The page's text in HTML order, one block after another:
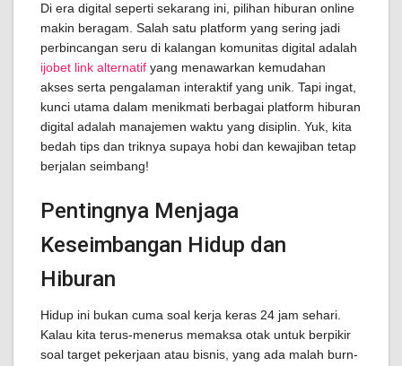
Di era digital seperti sekarang ini, pilihan hiburan online
makin beragam. Salah satu platform yang sering jadi
perbincangan seru di kalangan komunitas digital adalah
ijobet link alternatif yang menawarkan kemudahan
akses serta pengalaman interaktif yang unik. Tapi ingat,
kunci utama dalam menikmati berbagai platform hiburan
digital adalah manajemen waktu yang disiplin. Yuk, kita
bedah tips dan triknya supaya hobi dan kewajiban tetap
berjalan seimbang!
Pentingnya Menjaga
Keseimbangan Hidup dan
Hiburan
Hidup ini bukan cuma soal kerja keras 24 jam sehari.
Kalau kita terus-menerus memaksa otak untuk berpikir
soal target pekerjaan atau bisnis, yang ada malah burn-